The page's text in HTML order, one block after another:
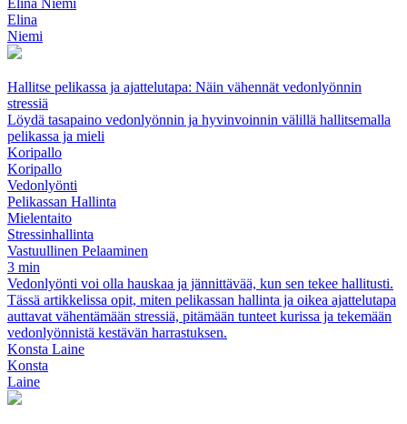
Elina Niemi
Elina
Niemi
Hallitse pelikassa ja ajattelutapa: Näin vähennät vedonlyönnin
stressiä
Löydä tasapaino vedonlyönnin ja hyvinvoinnin välillä hallitsemalla
pelikassa ja mieli
Koripallo
Koripallo
Vedonlyönti
Pelikassan Hallinta
Mielentaito
Stressinhallinta
Vastuullinen Pelaaminen
3 min
Vedonlyönti voi olla hauskaa ja jännittävää, kun sen tekee hallitusti.
Tässä artikkelissa opit, miten pelikassan hallinta ja oikea ajattelutapa
auttavat vähentämään stressiä, pitämään tunteet kurissa ja tekemään
vedonlyönnistä kestävän harrastuksen.
Konsta Laine
Konsta
Laine